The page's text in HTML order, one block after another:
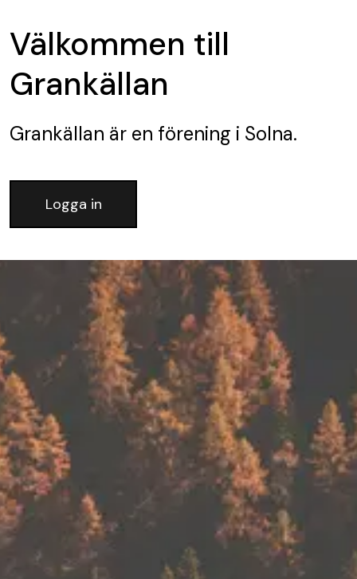
Välkommen till
Grankällan
Grankällan är en förening i Solna.
Logga in